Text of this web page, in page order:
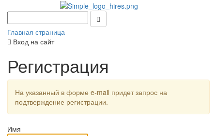
Главная страница
Вход на сайт
Регистрация
На указанный в форме e-mail придет запрос на
подтверждение регистрации.
Имя